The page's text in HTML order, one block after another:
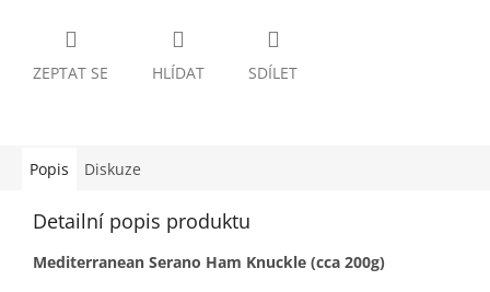
ZEPTAT SE HLÍDAT SDÍLET
Popis Diskuze
Detailní popis produktu
Mediterranean Serano Ham Knuckle (cca 200g)